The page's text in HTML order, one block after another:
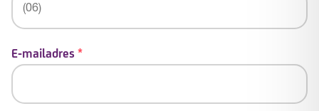
E-mailadres *